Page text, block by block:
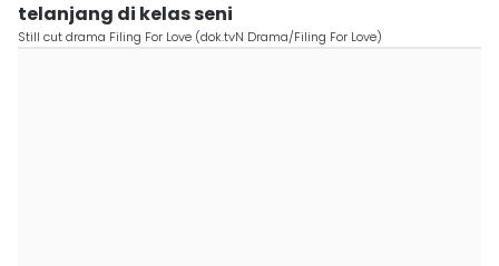
telanjang di kelas seni
Still cut drama Filing For Love (dok.tvN Drama/Filing For Love)